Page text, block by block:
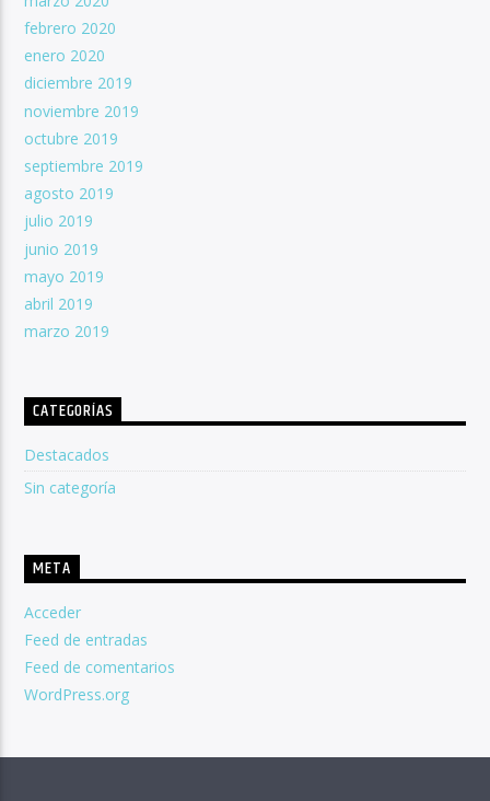
febrero 2020
enero 2020
diciembre 2019
noviembre 2019
octubre 2019
septiembre 2019
agosto 2019
julio 2019
junio 2019
mayo 2019
abril 2019
marzo 2019
CATEGORÍAS
Destacados
Sin categoría
META
Acceder
Feed de entradas
Feed de comentarios
WordPress.org